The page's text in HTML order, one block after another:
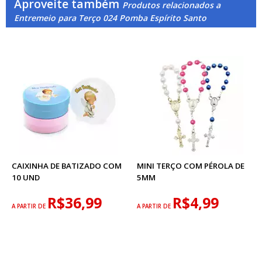
Aproveite também Produtos relacionados a
Entremeio para Terço 024 Pomba Espírito Santo
CAIXINHA DE BATIZADO COM
10 UND
A PARTIR DE R$36,99
MINI TERÇO COM PÉROLA DE
5MM
A PARTIR DE R$4,99